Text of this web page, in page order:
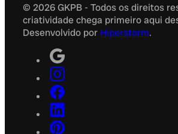
© 2026 GKPB - Todos os direitos
criatividade chega primeiro aqui
Desenvolvido por Hiperstorm.